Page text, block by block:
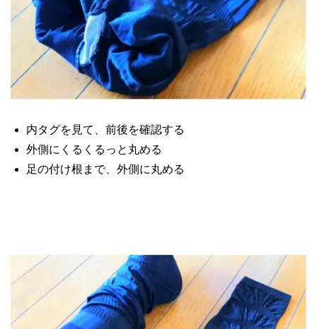
内タグを見て、前後を確認する
外側にくるくるっと丸める
足の付け根まで、外側に丸める